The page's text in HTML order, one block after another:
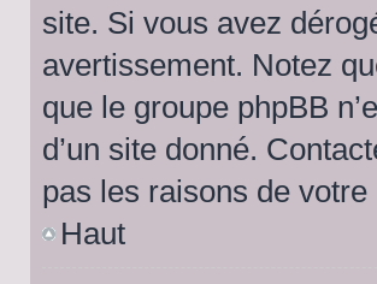
site. Si vous avez
avertissement. Notez
que le groupe phpBB
d’un site donné.
pas les raisons de
Haut